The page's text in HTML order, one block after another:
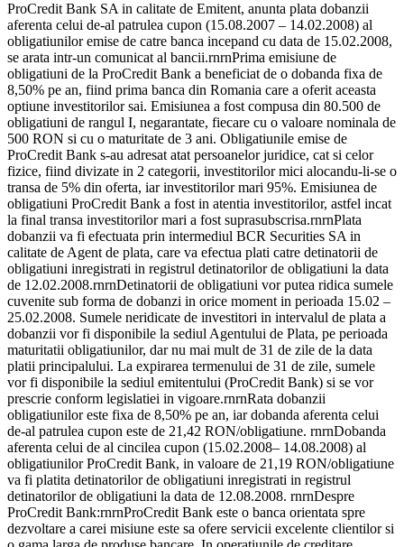
ProCredit Bank SA in calitate de Emitent, anunta plata dobanzii
aferenta celui de-al patrulea cupon (15.08.2007 – 14.02.2008) al
obligatiunilor emise de catre banca incepand cu data de 15.02.2008,
se arata intr-un comunicat al bancii.rnrnPrima emisiune de
obligatiuni de la ProCredit Bank a beneficiat de o dobanda fixa de
8,50% pe an, fiind prima banca din Romania care a oferit aceasta
optiune investitorilor sai. Emisiunea a fost compusa din 80.500 de
obligatiuni de rangul I, negarantate, fiecare cu o valoare nominala de
500 RON si cu o maturitate de 3 ani. Obligatiunile emise de
ProCredit Bank s-au adresat atat persoanelor juridice, cat si celor
fizice, fiind divizate in 2 categorii, investitorilor mici alocandu-li-se o
transa de 5% din oferta, iar investitorilor mari 95%. Emisiunea de
obligatiuni ProCredit Bank a fost in atentia investitorilor, astfel incat
la final transa investitorilor mari a fost suprasubscrisa.rnrnPlata
dobanzii va fi efectuata prin intermediul BCR Securities SA in
calitate de Agent de plata, care va efectua plati catre detinatorii de
obligatiuni inregistrati in registrul detinatorilor de obligatiuni la data
de 12.02.2008.rnrnDetinatorii de obligatiuni vor putea ridica sumele
cuvenite sub forma de dobanzi in orice moment in perioada 15.02 –
25.02.2008. Sumele neridicate de investitori in intervalul de plata a
dobanzii vor fi disponibile la sediul Agentului de Plata, pe perioada
maturitatii obligatiunilor, dar nu mai mult de 31 de zile de la data
platii principalului. La expirarea termenului de 31 de zile, sumele
vor fi disponibile la sediul emitentului (ProCredit Bank) si se vor
prescrie conform legislatiei in vigoare.rnrnRata dobanzii
obligatiunilor este fixa de 8,50% pe an, iar dobanda aferenta celui
de-al patrulea cupon este de 21,42 RON/obligatiune. rnrnDobanda
aferenta celui de al cincilea cupon (15.02.2008– 14.08.2008) al
obligatiunilor ProCredit Bank, in valoare de 21,19 RON/obligatiune
va fi platita detinatorilor de obligatiuni inregistrati in registrul
detinatorilor de obligatiuni la data de 12.08.2008. rnrnDespre
ProCredit Bank:rnrnProCredit Bank este o banca orientata spre
dezvoltare a carei misiune este sa ofere servicii excelente clientilor si